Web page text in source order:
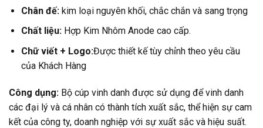
Chân đế: kim loại nguyên khối, chắc chắn và sang trọng
Chất liệu: Hợp Kim Nhôm Anode cao cấp.
Chữ viết + Logo:Được thiết kế tùy chỉnh theo yêu cầu
của Khách Hàng
Công dụng: Bộ cúp vinh danh được sử dụng để vinh danh
các đại lý và cá nhân có thành tích xuất sắc, thể hiện sự cam
kết của công ty, doanh nghiệp với sự xuất sắc và hiệu suất.